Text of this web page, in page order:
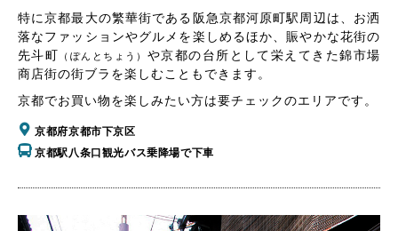
特に京都最大の繁華街である阪急京都河原町駅周辺は、お洒
落なファッションやグルメを楽しめるほか、賑やかな花街の
先斗町
（ぽんとちょう） や京都の台所として栄えてきた錦市場
商店街の街ブラを楽しむこともできます。
京都でお買い物を楽しみたい方は要チェックのエリアです。
京都府京都市下京区
京都駅八条口観光バス乗降場で下車